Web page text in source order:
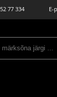
77 334 E-